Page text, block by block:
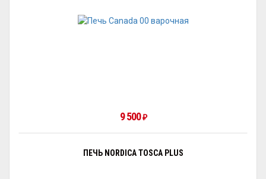
9 500₽
ПЕЧЬ NORDICA TOSCA PLUS